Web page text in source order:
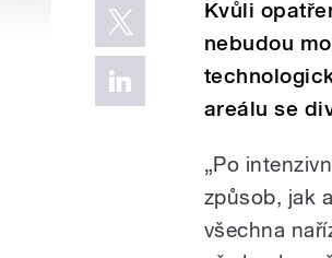
Kvůli
nebudou
areálu se
„Po
způsob, jak
všechna